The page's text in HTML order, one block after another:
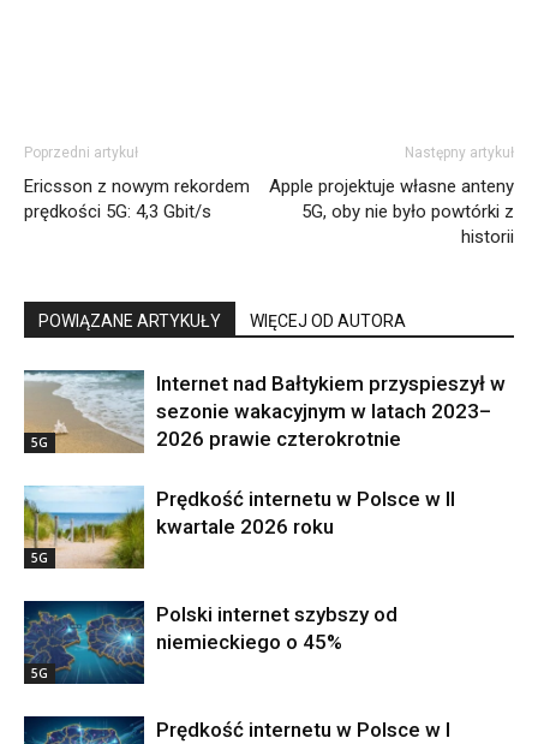
Poprzedni artykuł
Ericsson z nowym rekordem
prędkości 5G: 4,3 Gbit/s
Następny artykuł
Apple projektuje własne anteny
5G, oby nie było powtórki z
historii
POWIĄZANE ARTYKUŁY WIĘCEJ OD AUTORA
5G
Internet nad Bałtykiem przyspieszył w
sezonie wakacyjnym w latach 2023–
2026 prawie czterokrotnie
5G
Prędkość internetu w Polsce w II
kwartale 2026 roku
5G
Polski internet szybszy od
niemieckiego o 45%
Prędkość internetu w Polsce w I